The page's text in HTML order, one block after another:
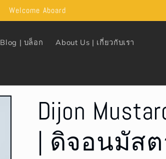
Welcome Aboard
Blog | บล็อก About Us | เกี่ยวกับเรา
Dijon
| ดิจอนมัส